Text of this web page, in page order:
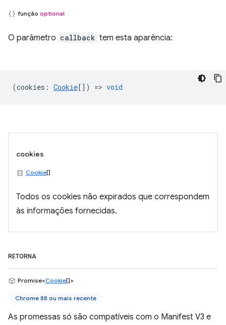
função optional
O parâmetro callback tem esta aparência:
(cookies : Cookie[]) => void
cookies
Cookie[]
Todos os cookies não expirados que correspondem
às informações fornecidas.
RETORNA
Promise<Cookie[]>
Chrome 88 ou mais recente
As promessas só são compatíveis com o Manifest V3 e